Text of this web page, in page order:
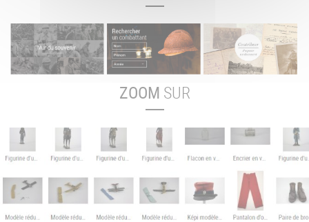
ZOOM SUR